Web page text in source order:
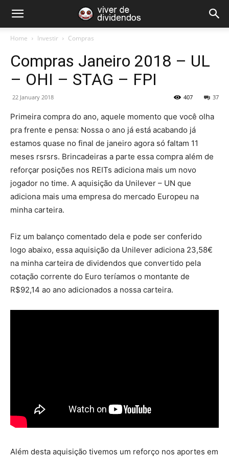
Home Investir Compras
Compras Janeiro 2018 – UL
– OHI – STAG – FPI
22 January 2018 37
407
Primeira compra do ano, aquele momento que você olha
pra frente e pensa: Nossa o ano já está acabando já
estamos quase no final de janeiro agora só faltam 11
meses rsrsrs. Brincadeiras a parte essa compra além de
reforçar posições nos REITs adiciona mais um novo
jogador no time. A aquisição da Unilever – UN que
adiciona mais uma empresa do mercado Europeu na
minha carteira.
Fiz um balanço comentado dela e pode ser conferido
logo abaixo, essa aquisição da Unilever adiciona 23,58€
na minha carteira de dividendos que convertido pela
cotação corrente do Euro teríamos o montante de
R$92,14 ao ano adicionados a nossa carteira.
Além desta aquisição tivemos um reforço nos aportes em